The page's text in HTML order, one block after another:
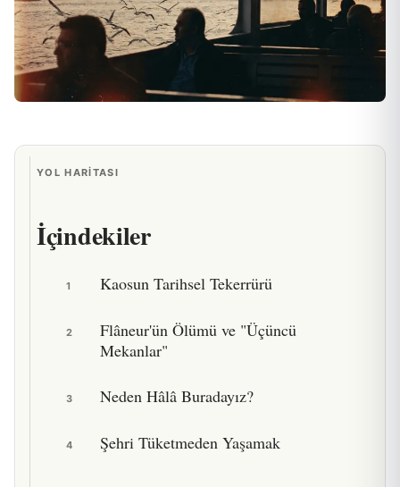
YOL HARITASI
İçindekiler
1 Kaosun Tarihsel Tekerrürü
2
Flâneur'ün Ölümü ve "Üçüncü
Mekanlar"
3 Neden Hâlâ Buradayız?
4 Şehri Tüketmeden Yaşamak